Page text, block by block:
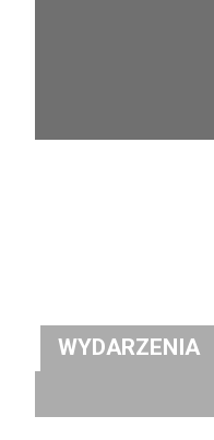
WYDARZENIA